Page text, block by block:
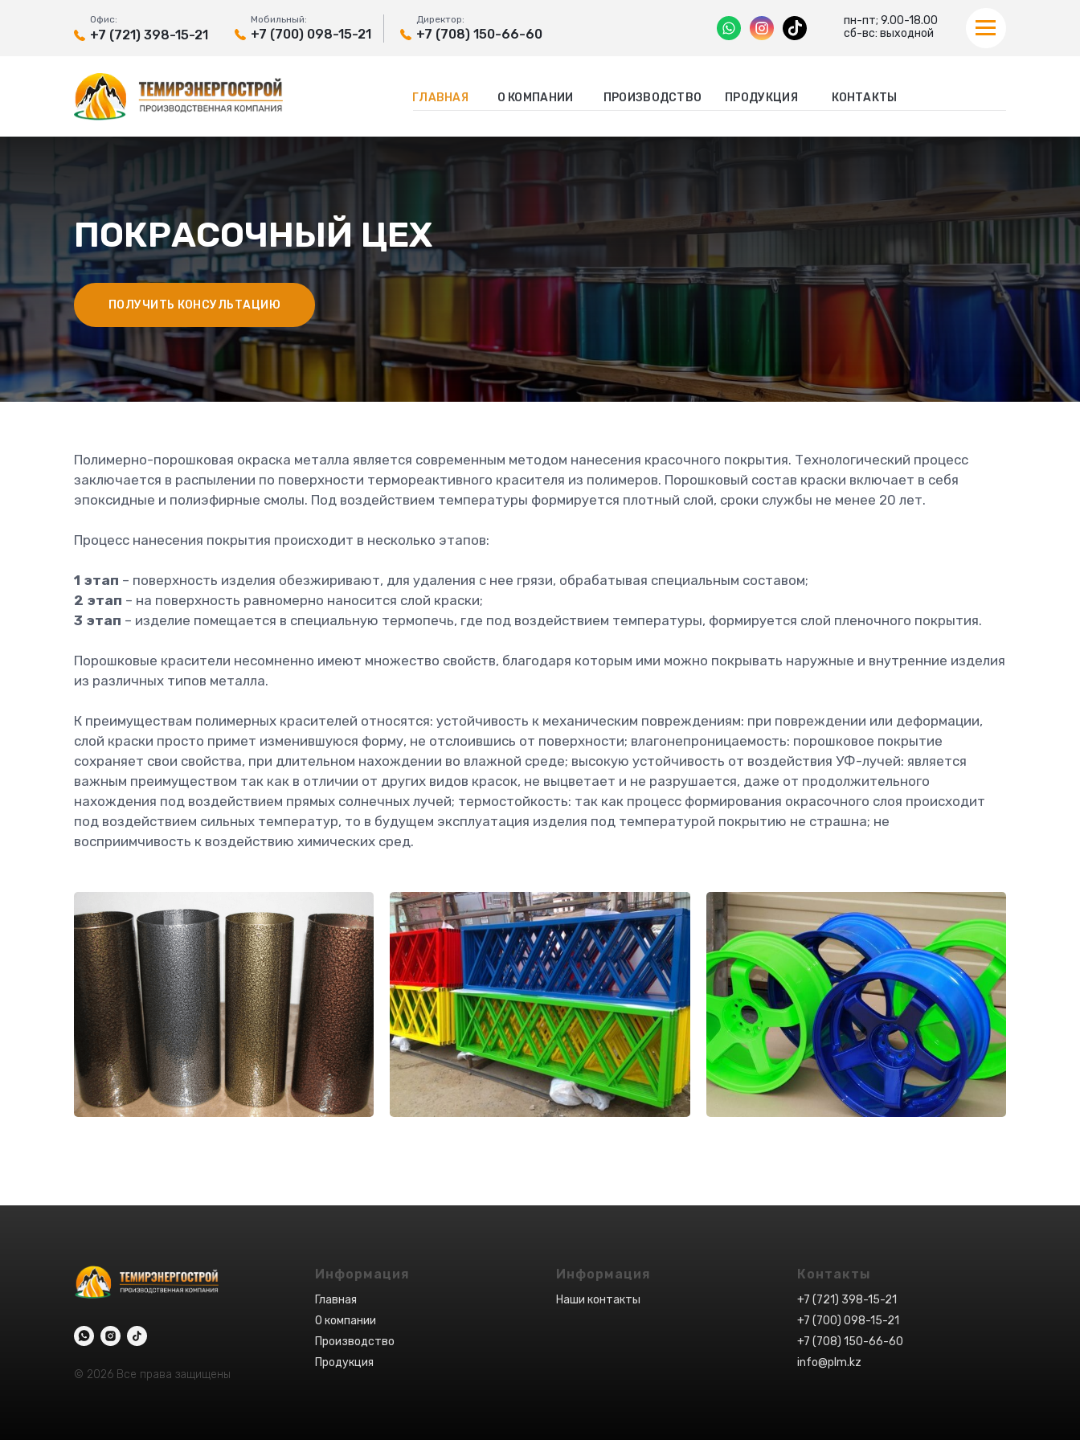
+7 (721) 398-15-21
Офис:
+7 (700) 098-15-21
Мобильный:
+7 (708) 150-66-60
Директор:
пн-пт; 9.00-18.00
сб-вс: выходной
ПРОИЗВОДСТВО МЕТАЛЛОИЗДЕЛИЙ
И МЕТАЛЛОКОНСТРУКЦИЙ
ГЛАВНАЯ ПРОИЗВОДСТВО ПРОДУКЦИЯ КОНТАКТЫ
О КОМПАНИИ
ПРОИЗВОДСТВО МЕТАЛЛОИЗДЕЛИЙ
ПОКРАСОЧНЫЙ ЦЕХ
ПОЛУЧИТЬ КОНСУЛЬТАЦИЮ
Полимерно-порошковая окраска металла является современным методом нанесения красочного покрытия. Технологический процесс
заключается в распылении по поверхности термореактивного красителя из полимеров. Порошковый состав краски включает в себя
эпоксидные и полиэфирные смолы. Под воздействием температуры формируется плотный слой, сроки службы не менее 20 лет.
Процесс нанесения покрытия происходит в несколько этапов:
1 этап – поверхность изделия обезжиривают, для удаления с нее грязи, обрабатывая специальным составом;
2 этап – на поверхность равномерно наносится слой краски;
3 этап – изделие помещается в специальную термопечь, где под воздействием температуры, формируется слой пленочного покрытия.
Порошковые красители несомненно имеют множество свойств, благодаря которым ими можно покрывать наружные и внутренние изделия
из различных типов металла.
К преимуществам полимерных красителей относятся: устойчивость к механическим повреждениям: при повреждении или деформации,
слой краски просто примет изменившуюся форму, не отслоившись от поверхности; влагонепроницаемость: порошковое покрытие
сохраняет свои свойства, при длительном нахождении во влажной среде; высокую устойчивость от воздействия УФ-лучей: является
важным преимуществом так как в отличии от других видов красок, не выцветает и не разрушается, даже от продолжительного
нахождения под воздействием прямых солнечных лучей; термостойкость: так как процесс формирования окрасочного слоя происходит
под воздействием сильных температур, то в будущем эксплуатация изделия под температурой покрытию не страшна; не
восприимчивость к воздействию химических сред.
© 2026 Все права защищены
Информация
Главная
О компании
Производство
Продукция
Информация
Наши контакты
Контакты
+7 (721) 398-15-21
+7 (700) 098-15-21
+7 (708) 150-66-60
info@plm.kz